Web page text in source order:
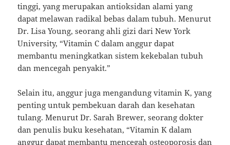
tinggi, yang merupakan antioksidan alami yang
dapat melawan radikal bebas dalam tubuh. Menurut
Dr. Lisa Young, seorang ahli gizi dari New York
University, “Vitamin C dalam anggur dapat
membantu meningkatkan sistem kekebalan tubuh
dan mencegah penyakit.”
Selain itu, anggur juga mengandung vitamin K, yang
penting untuk pembekuan darah dan kesehatan
tulang. Menurut Dr. Sarah Brewer, seorang dokter
dan penulis buku kesehatan, “Vitamin K dalam
anggur dapat membantu mencegah osteoporosis dan